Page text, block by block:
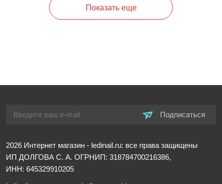
Показать еще
Подписаться
2026 Интернет магазин - ledinail.ru: все права защищены
ИП ДОЛГОВА С. А. ОГРНИП: 318784700216386,
ИНН: 645329910205